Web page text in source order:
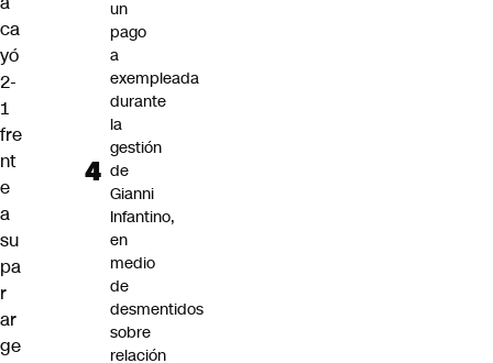
ca
yó
2-
1
fre
nt
e
a
su
pa
r
ar
ge
un
pago
a
exempleada
durante
la
gestión
de
Gianni
Infantino,
en
medio
de
desmentidos
sobre
relación